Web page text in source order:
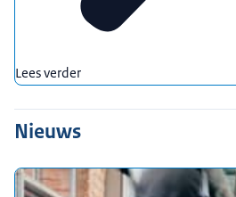
Lees verder
Nieuws